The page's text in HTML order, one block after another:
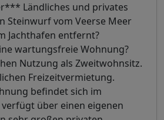
Ländliches und privates
Steinwurf vom Veerse Meer
Jachthafen entfernt?
wartungsfreie Wohnung?
Nutzung als Zweitwohnsitz.
Freizeitvermietung.
befindet sich im
über einen eigenen